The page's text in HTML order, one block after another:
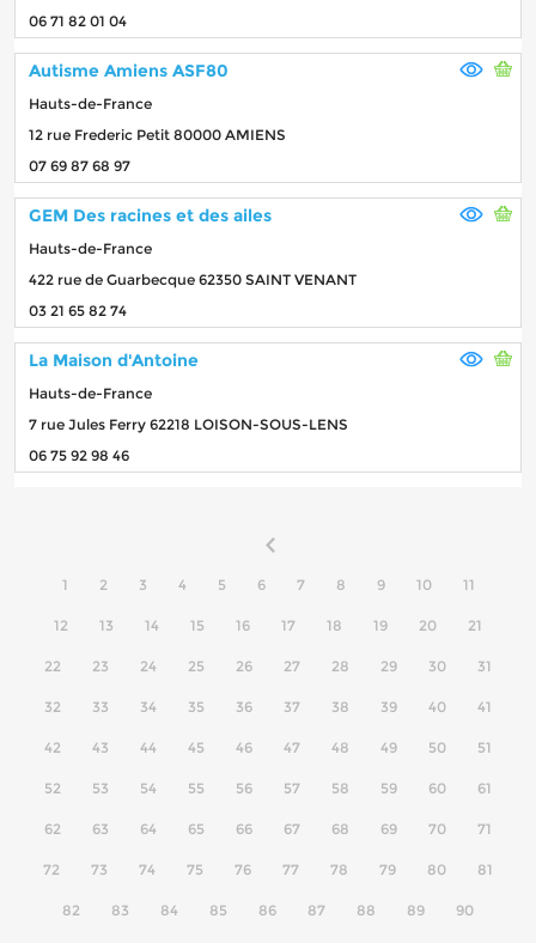
06 71 82 01 04
Autisme Amiens ASF80
Hauts-de-France
12 rue Frederic Petit 80000 AMIENS
07 69 87 68 97
GEM Des racines et des ailes
Hauts-de-France
422 rue de Guarbecque 62350 SAINT VENANT
03 21 65 82 74
La Maison d'Antoine
Hauts-de-France
7 rue Jules Ferry 62218 LOISON-SOUS-LENS
06 75 92 98 46
1 2 3 4 5 6 7 8 9 10 11
12 13 14 15 16 17 18 19 20 21
22 23 24 25 26 27 28 29 30 31
32 33 34 35 36 37 38 39 40 41
42 43 44 45 46 47 48 49 50 51
52 53 54 55 56 57 58 59 60 61
62 63 64 65 66 67 68 69 70 71
72 73 74 75 76 77 78 79 80 81
82 83 84 85 86 87 88 89 90